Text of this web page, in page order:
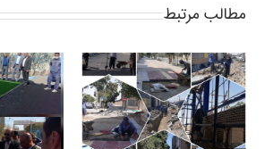
مطالب مرتبط